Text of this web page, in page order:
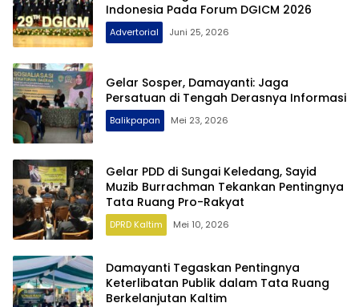
Indonesia Pada Forum DGICM 2026
Advertorial Juni 25, 2026
Gelar Sosper, Damayanti: Jaga
Persatuan di Tengah Derasnya Informasi
Balikpapan Mei 23, 2026
Gelar PDD di Sungai Keledang, Sayid
Muzib Burrachman Tekankan Pentingnya
Tata Ruang Pro-Rakyat
DPRD Kaltim Mei 10, 2026
Damayanti Tegaskan Pentingnya
Keterlibatan Publik dalam Tata Ruang
Berkelanjutan Kaltim